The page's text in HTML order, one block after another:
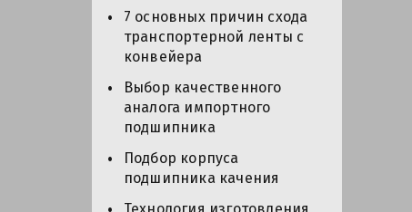
7 основных причин схода
транспортерной ленты с
конвейера
Выбор качественного
аналога импортного
подшипника
Подбор корпуса
подшипника качения